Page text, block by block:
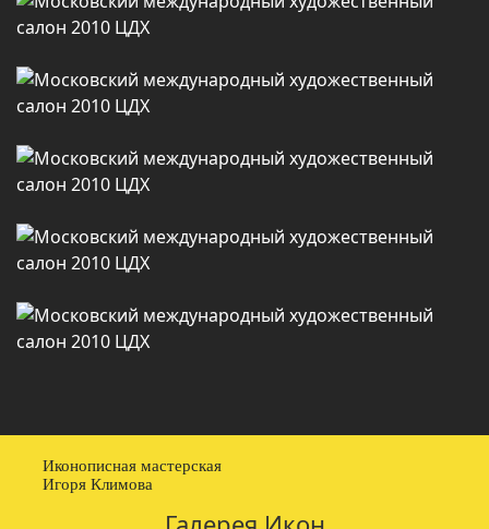
Иконописная мастерская
Игоря Климова